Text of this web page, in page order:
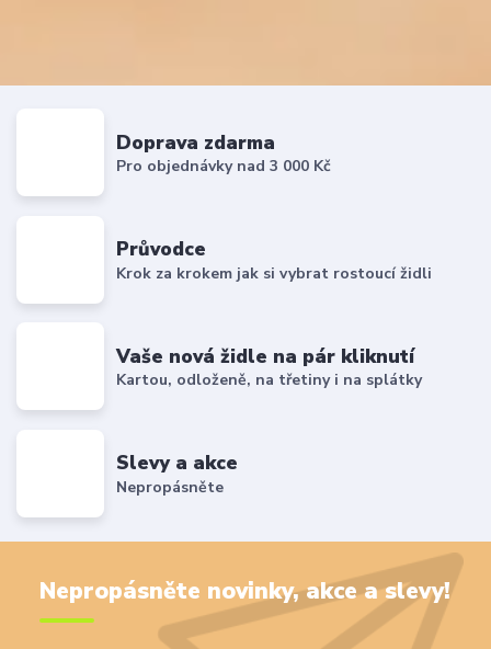
Doprava zdarma
Pro objednávky nad 3 000 Kč
Průvodce
Krok za krokem jak si vybrat rostoucí židli
Vaše nová židle na pár kliknutí
Kartou, odloženě, na třetiny i na splátky
Slevy a akce
Nepropásněte
Nepropásněte novinky, akce a slevy!